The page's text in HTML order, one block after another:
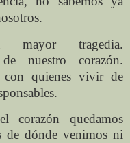
mayor tragedia.
nuestro corazón.
con quienes vivir de
quedamos
de dónde venimos ni